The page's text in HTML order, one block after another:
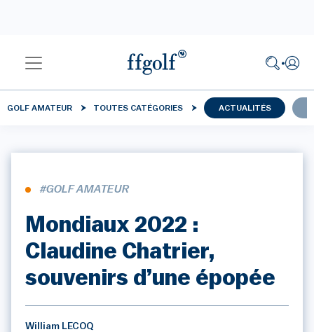
GOLF AMATEUR TOUTES CATÉGORIES ACTUALITÉS
#GOLF AMATEUR
Mondiaux 2022 :
Claudine Chatrier,
souvenirs d’une épopée
William LECOQ